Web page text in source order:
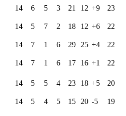
14 6 5 3 21 12 +9 23
14 5 7 2 18 12 +6 22
14 7 1 6 29 25 +4 22
14 7 1 6 17 16 +1 22
14 5 5 4 23 18 +5 20
14 5 4 5 15 20 -5 19